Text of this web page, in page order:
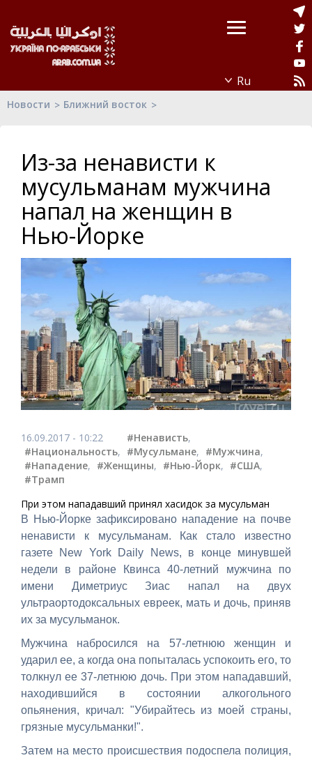
Новости Ближний восток
Из-за ненависти к
мусульманам мужчина
напал на женщин в
Нью-Йорке
16.09.2017 - 10:22 #Ненависть,
#Национальность, #Мусульмане, #Мужчина,
#Нападение, #Женщины, #Нью-Йорк, #США,
#Трамп
При этом нападавший принял хасидок за мусульман
В Нью-Йорке зафиксировано нападение на почве
ненависти к мусульманам. Как стало известно
газете New York Daily News, в конце минувшей
недели в районе Квинса 40-летний мужчина по
имени Диметриус Зиас напал на двух
ультраортодоксальных евреек, мать и дочь, приняв
их за мусульманок.
Мужчина набросился на 57-летнюю женщин и
ударил ее, а когда она попыталась успокоить его, то
толкнул ее 37-летнюю дочь. При этом нападавший,
находившийся в состоянии алкогольного
опьянения, кричал: "Убирайтесь из моей страны,
грязные мусульманки!".
Затем на место происшествия подоспела полиция,